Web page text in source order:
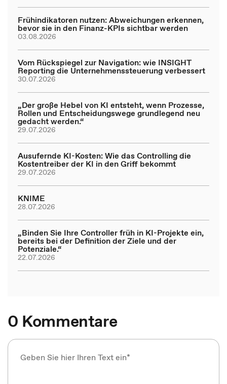
Frühindikatoren nutzen: Abweichungen erkennen,
bevor sie in den Finanz-KPIs sichtbar werden
03.08.2026
Vom Rückspiegel zur Navigation: wie INSIGHT
Reporting die Unternehmenssteuerung verbessert
30.07.2026
„Der große Hebel von KI entsteht, wenn Prozesse,
Rollen und Entscheidungswege grundlegend neu
gedacht werden.“
29.07.2026
Ausufernde KI-Kosten: Wie das Controlling die
Kostentreiber der KI in den Griff bekommt
29.07.2026
KNIME
28.07.2026
„Binden Sie Ihre Controller früh in KI-Projekte ein,
bereits bei der Definition der Ziele und der
Potenziale.“
22.07.2026
0 Kommentare